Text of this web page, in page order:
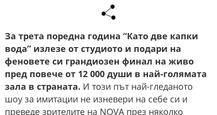
За трета поредна година “Като две капки
вода” излезе от студиото и подари на
феновете си грандиозен финал на живо
пред повече от 12 000 души в най-голямата
зала в страната. И този път най-гледаното
шоу за имитации не изневери на себе си и
преведе зрителите на NOVА през няколко